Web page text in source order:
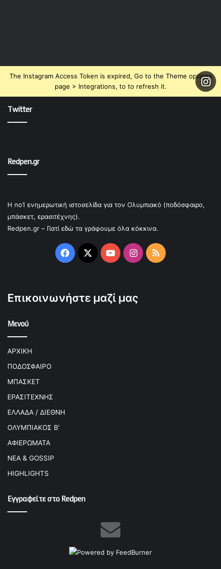
The Instagram Access Token is expired, Go to the Theme options
page > Integrations, to to refresh it.
Twitter
Redpen.gr
Η no1 ενημερωτική ιστοσελίδα για τον Ολυμπιακό (ποδόσφαιρο,
μπάσκετ, ερασιτέχνης).
Redpen.gr – Γιατί εδώ τα γράφουμε όλα κόκκινα.
Facebook
X YouTubeInstagram
RSS
Επικοινωνήστε μαζί μας
Μενού
ΑΡΧΙΚΗ
ΠΟΔΟΣΦΑΙΡΟ
ΜΠΑΣΚΕΤ
ΕΡΑΣΙΤΕΧΝΗΣ
ΕΛΛΑΔΑ / ΔΙΕΘΝΗ
ΟΛΥΜΠΙΑΚΟΣ Β’
ΑΦΙΕΡΩΜΑΤΑ
ΝΕΑ & GOSSIP
HIGHLIGHTS
Εγγραφείτε στο Redpen